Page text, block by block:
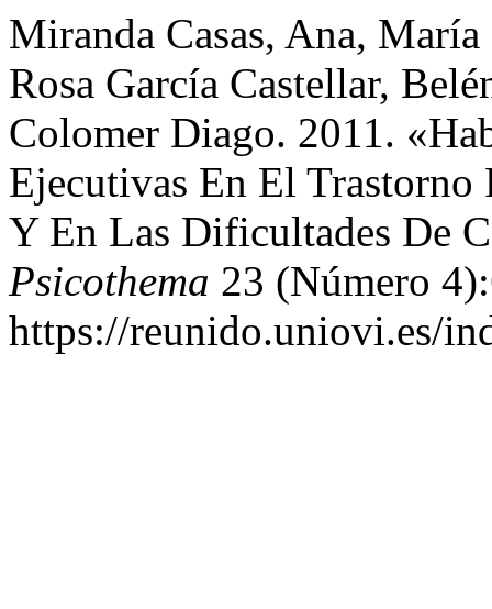
Miranda Casas, Ana,
Rosa García Castellar,
Colomer Diago. 2011.
Ejecutivas En El
Y En Las Dificultades De
Psicothema 23 (Número
https://reunido.uniovi.es/